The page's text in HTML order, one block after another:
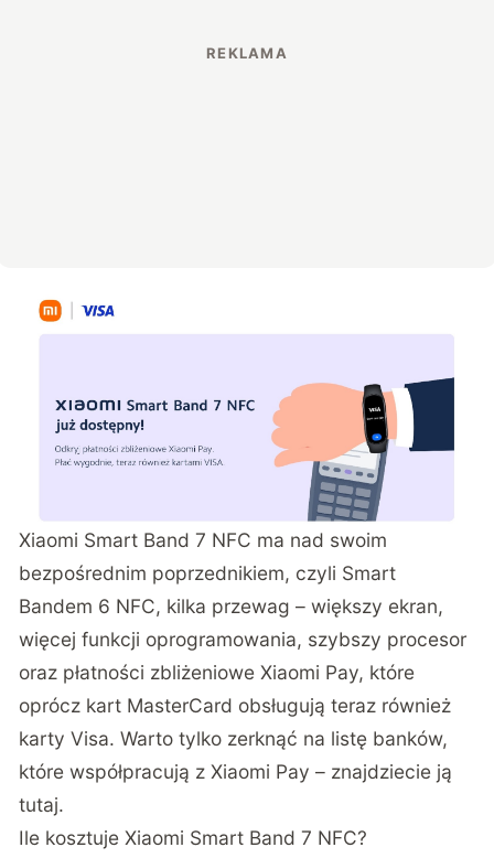
Xiaomi Smart Band 7 NFC ma nad swoim
bezpośrednim poprzednikiem, czyli Smart
Bandem 6 NFC, kilka przewag – większy ekran,
więcej funkcji oprogramowania, szybszy procesor
oraz płatności zbliżeniowe Xiaomi Pay, które
oprócz kart MasterCard obsługują teraz również
karty Visa. Warto tylko zerknąć na listę banków,
które współpracują z Xiaomi Pay – znajdziecie ją
tutaj.
Ile kosztuje Xiaomi Smart Band 7 NFC?